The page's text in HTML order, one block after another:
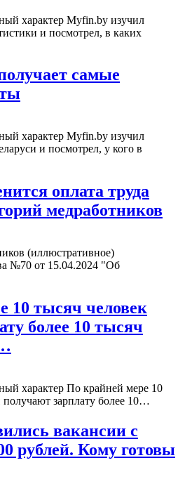
характер Myfin.by изучил
и посмотрел, в каких
самые
характер Myfin.by изучил
и посмотрел, у кого в
оплата труда
медработников
(иллюстративное)
№70 от 15.04.2024 "Об
10 тысяч человек
более 10 тысяч
характер По крайней мере 10
получают зарплату более 10…
вакансии с
рублей. Кому готовы